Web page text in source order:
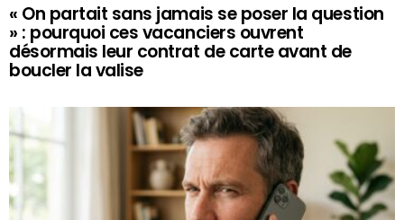
« On partait sans jamais se poser la question
» : pourquoi ces vacanciers ouvrent
désormais leur contrat de carte avant de
boucler la valise